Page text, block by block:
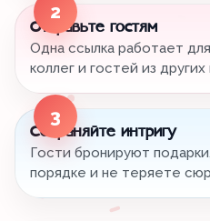
2
Отправьте гостям
Одна ссылка работает
коллег и гостей из
3
Сохраняйте интригу
Гости бронируют
порядке и не теряете